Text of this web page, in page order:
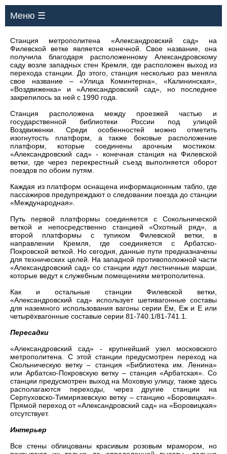
Меню ☰
Станция метрополитена «Александровский сад» на
Филевской ветке является конечной. Свое название, она
получила благодаря расположенному Александровскому
саду возле западных стен Кремля, где расположен выход из
перехода станции. До этого, станция несколько раз меняла
свое название – «Улица Коминтерна», «Калининская»,
«Воздвиженка» и «Александровский сад», но последнее
закрепилось за ней с 1990 года.
Станция расположена между проезжей частью и
государственной библиотеки России под улицей
Воздвиженки. Среди особенностей можно отметить
изогнутость платформ, а также боковые расположение
платформ, которые соединены арочным мостиком.
«Александровский сад» - конечная станция на Филевской
ветки, где через перекрестный съезд выполняется оборот
поездов по обоим путям.
Каждая из платформ оснащена информационным табло, где
пассажиров предупреждают о следовании поезда до станции
«Международная».
Путь первой платформы соединяется с Сокольнической
веткой и непосредственно станцией «Охотный ряд», а
второй платформы с тупиком Филевской ветки, в
направлении Кремля, где соединяется с Арбатско-
Покровской веткой. Но сегодня, данные пути предназначены
для технических целей. На западной противоположной части
«Александровский сад» со станции идут лестничные марши,
которые ведут к служебным помещениям метрополитена.
Как и остальные станции Филевской ветки,
«Александровский сад» использует шетивагонные составы
для наземного использования вагоны серии Ем, Еж и Е или
четырёхвагонные составые серии 81-740.1/81-741.1.
Пересадки
«Александровский сад» - крупнейший узел московского
метрополитена. С этой станции предусмотрен переход на
Скольническую ветку – станция «Библиотека им. Ленина»
или Арбатско-Покровскую ветку – станция «Арбатская». Со
станции предусмотрен выход на Моховую улицу, также здесь
располагаются переходы, через другие станции на
Серпуховско-Тимирязевскую ветку – станцию «Боровицкая».
Прямой переход от «Александровский сад» на «Боровицкая»
отсутствует.
Интерьер
Все стены облицованы красивым розовым мрамором, но